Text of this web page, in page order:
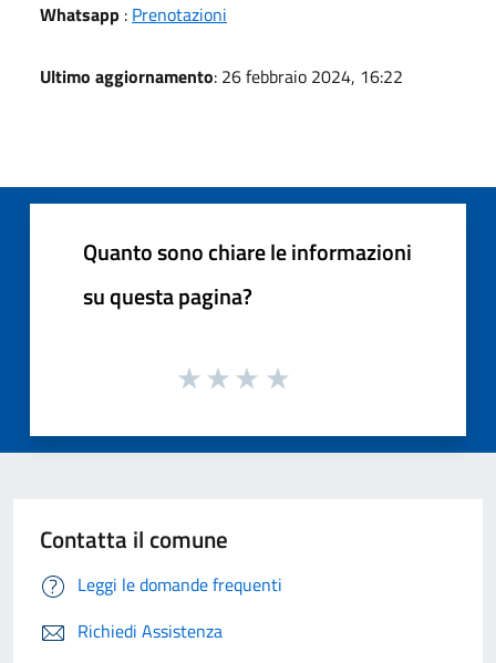
Whatsapp : Prenotazioni
Ultimo aggiornamento: 26 febbraio 2024, 16:22
Quanto sono chiare le informazioni
su questa pagina?
Contatta il comune
Leggi le domande frequenti
Richiedi Assistenza